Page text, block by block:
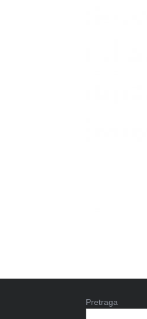
Pretraga